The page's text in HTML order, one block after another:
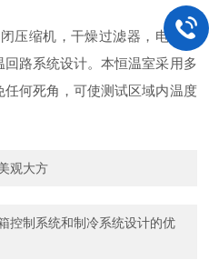
缩机，干燥过滤器，电磁阀
路系统设计。本恒温室采用多
何死角，可使测试区域内温度
观大方
控制系统和制冷系统设计的优